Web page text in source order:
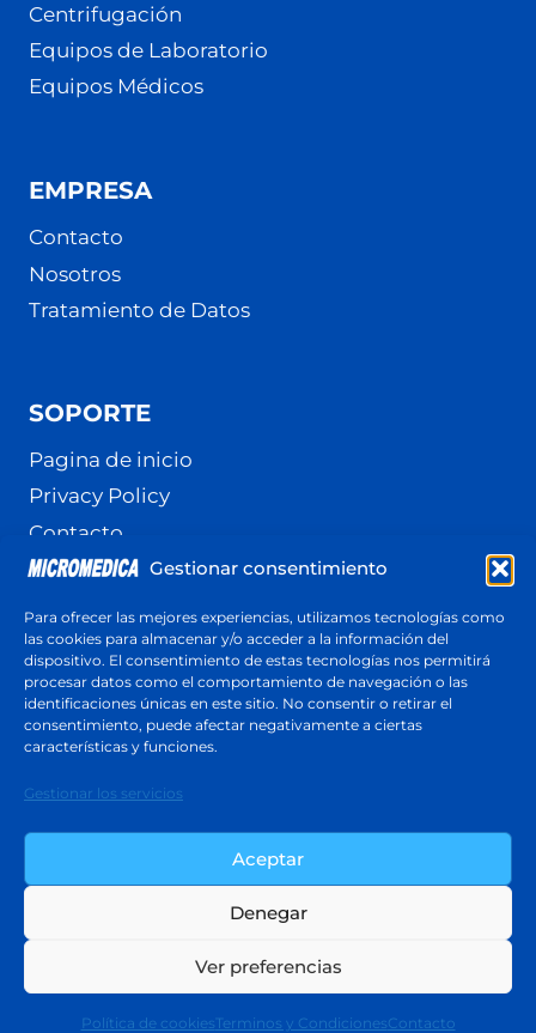
Gestionar consentimiento
Para ofrecer las mejores experiencias, utilizamos tecnologías como
las cookies para almacenar y/o acceder a la información del
dispositivo. El consentimiento de estas tecnologías nos permitirá
procesar datos como el comportamiento de navegación o las
identificaciones únicas en este sitio. No consentir o retirar el
consentimiento, puede afectar negativamente a ciertas
características y funciones.
Gestionar los servicios
Aceptar
Denegar
Ver preferencias
Política de cookies Terminos y CondicionesContacto
Centrifugación
Equipos de Laboratorio
Equipos Médicos
EMPRESA
Contacto
Nosotros
Tratamiento de Datos
SOPORTE
Pagina de inicio
Privacy Policy
Contacto
Terminos y Condiciones
Cotización
Respuesta en menos de 24 horas
Kadence WP